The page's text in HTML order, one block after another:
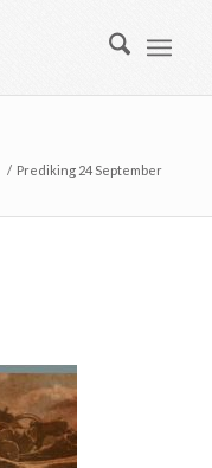
/ Prediking 24 September